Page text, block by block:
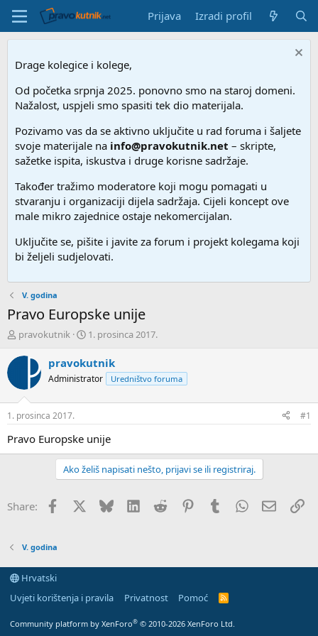
Prijava Izradi profil
Drage kolegice i kolege,
Od početka srpnja 2025. ponovno smo na staroj domeni.
Nažalost, uspjeli smo spasiti tek dio materijala.
Pozivamo vas da se aktivno uključite u rad foruma i šaljete
svoje materijale na info@pravokutnik.net – skripte,
sažetke ispita, iskustva i druge korisne sadržaje.
Također tražimo moderatore koji mogu pomagati u
stvaranju i organizaciji dijela sadržaja. Cijeli koncept ove
male mikro zajednice ostaje nekomercijalan.
Uključite se, pišite i javite za forum i projekt kolegama koji
bi željeli sudjelovati.
V. godina
Pravo Europske unije
T
m
o
r
e
pravokutnik
D
t
m
v
o
p
o
1. prosinca 2017.
pravokutnik
Administrator Uredništvo foruma
1. prosinca 2017. #1
Pravo Europske unije
Ako želiš napisati nešto, prijavi se ili registriraj.
Share: Facebook Bluesky LinkedInReddit PinterestTumblrWhatsApp
Email
V. godina
Hrvatski
Uvjeti korištenja i pravila
Privatnost Pomoć
R
Community platform by XenForo® © 2010-2026 XenForo Ltd.